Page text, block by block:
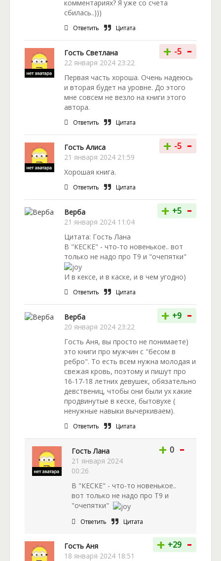
комментариях? Я уже со счета
сбилась..)))
Ответить Цитата
Гость Светлана
22 января 2024 23:22
+ -5 -
Первая часть хороша. Очень надеюсь
и вторая будет на уровне. До этого
мне совсем не везло на книги этого
автора.
Ответить Цитата
Гость Алиса
21 января 2024 21:59
+ -5 -
Хорошая книга.
Ответить Цитата
Верба
21 января 2024 11:04
+ +5 -
Цитата: Гость Лана
В "КЕСКЕ" - что-то новенькое.. вот
только не надо про Т9 и "очепятки"
И в кексе, и в каске, и в чем угодно)
Ответить Цитата
Верба
20 января 2024 23:22
+ +9 -
Гость Аня, вы просто не понимаете)
это книги про мужчин с "бесом в
ребро". То есть всем нужна молодая и
свежая кровь, поэтому и пишут про
16-17-18 летних девушек, обязательно
девствениц, чтобы они были ух какие
продвинутые в кеске, бытовухе (
ненужные навыки вычеркиваем).
Ответить Цитата
Гость Лана
21 января 2024
00:26
+ 0 -
В "КЕСКЕ" - что-то новенькое..
вот только не надо про Т9 и
"очепятки"
Ответить Цитата
Гость Аня
18 января 2024 18:51
+ +29 -